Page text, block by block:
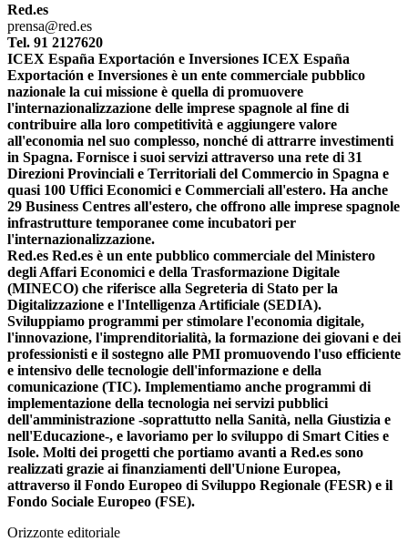
Red.es
prensa@red.es
Tel. 91 2127620
ICEX España Exportación e Inversiones ICEX España
Exportación e Inversiones è un ente commerciale pubblico
nazionale la cui missione è quella di promuovere
l'internazionalizzazione delle imprese spagnole al fine di
contribuire alla loro competitività e aggiungere valore
all'economia nel suo complesso, nonché di attrarre investimenti
in Spagna. Fornisce i suoi servizi attraverso una rete di 31
Direzioni Provinciali e Territoriali del Commercio in Spagna e
quasi 100 Uffici Economici e Commerciali all'estero. Ha anche
29 Business Centres all'estero, che offrono alle imprese spagnole
infrastrutture temporanee come incubatori per
l'internazionalizzazione.
Red.es Red.es è un ente pubblico commerciale del Ministero
degli Affari Economici e della Trasformazione Digitale
(MINECO) che riferisce alla Segreteria di Stato per la
Digitalizzazione e l'Intelligenza Artificiale (SEDIA).
Sviluppiamo programmi per stimolare l'economia digitale,
l'innovazione, l'imprenditorialità, la formazione dei giovani e dei
professionisti e il sostegno alle PMI promuovendo l'uso efficiente
e intensivo delle tecnologie dell'informazione e della
comunicazione (TIC). Implementiamo anche programmi di
implementazione della tecnologia nei servizi pubblici
dell'amministrazione -soprattutto nella Sanità, nella Giustizia e
nell'Educazione-, e lavoriamo per lo sviluppo di Smart Cities e
Isole. Molti dei progetti che portiamo avanti a Red.es sono
realizzati grazie ai finanziamenti dell'Unione Europea,
attraverso il Fondo Europeo di Sviluppo Regionale (FESR) e il
Fondo Sociale Europeo (FSE).
Orizzonte editoriale